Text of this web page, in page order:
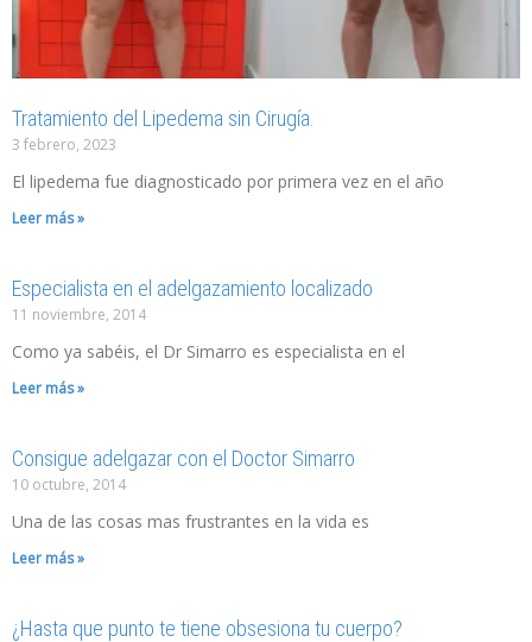
Tratamiento del Lipedema sin Cirugía.
3 febrero, 2023
El lipedema fue diagnosticado por primera vez en el año
Leer más »
Especialista en el adelgazamiento localizado
11 noviembre, 2014
Como ya sabéis, el Dr Simarro es especialista en el
Leer más »
Consigue adelgazar con el Doctor Simarro
10 octubre, 2014
Una de las cosas mas frustrantes en la vida es
Leer más »
¿Hasta que punto te tiene obsesiona tu cuerpo?